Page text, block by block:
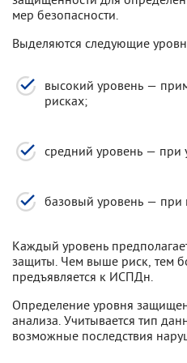
мер безопасности.
Выделяются следующие
высокий уровень —
рисках;
средний уровень — при
базовый уровень — при
Каждый уровень
защиты. Чем выше риск, тем
предъявляется к ИСПДн.
Определение уровня
анализа. Учитывается тип
возможные последствия